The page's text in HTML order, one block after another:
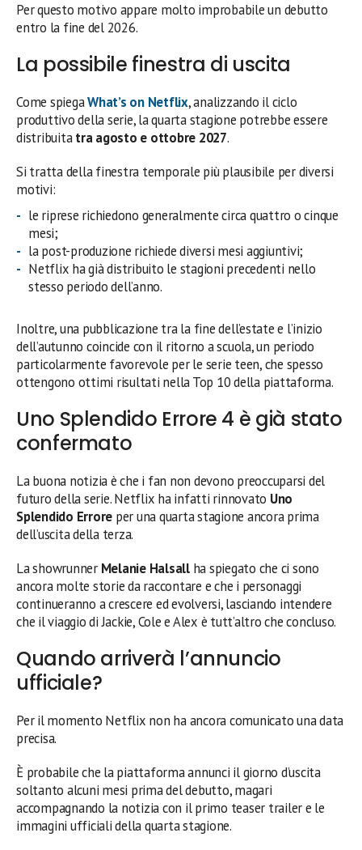
Per questo motivo appare molto improbabile un debutto
entro la fine del 2026.
La possibile finestra di uscita
Come spiegaWhat’s on Netflix, analizzando il ciclo
produttivo della serie, la quarta stagione potrebbe essere
distribuitatra agosto e ottobre 2027.
Si tratta della finestra temporale più plausibile per diversi
motivi:
le riprese richiedono generalmente circa quattro o cinque
mesi;
la post-produzione richiede diversi mesi aggiuntivi;
Netflix ha già distribuito le stagioni precedenti nello
stesso periodo dell’anno.
Inoltre, una pubblicazione tra la fine dell’estate e l’inizio
dell’autunno coincide con il ritorno a scuola, un periodo
particolarmente favorevole per le serie teen, che spesso
ottengono ottimi risultati nella Top 10 della piattaforma.
Uno Splendido Errore 4 è già stato
confermato
La buona notizia è che i fan non devono preoccuparsi del
futuro della serie. Netflix ha infatti rinnovato Uno
Splendido Errore per una quarta stagione ancora prima
dell’uscita della terza.
La showrunner Melanie Halsallha spiegato che ci sono
ancora molte storie da raccontare e che i personaggi
continueranno a crescere ed evolversi, lasciando intendere
che il viaggio di Jackie, Cole e Alex è tutt’altro che concluso.
Quando arriverà l’annuncio
ufficiale?
Per il momento Netflix non ha ancora comunicato una data
precisa.
È probabile che la piattaforma annunci il giorno d’uscita
soltanto alcuni mesi prima del debutto, magari
accompagnando la notizia con il primo teaser trailer e le
immagini ufficiali della quarta stagione.